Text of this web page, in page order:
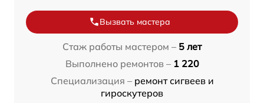
Вызвать мастера
Стаж работы мастером – 5 лет
Выполнено ремонтов – 1 220
Специализация – ремонт сигвеев и
гироскутеров